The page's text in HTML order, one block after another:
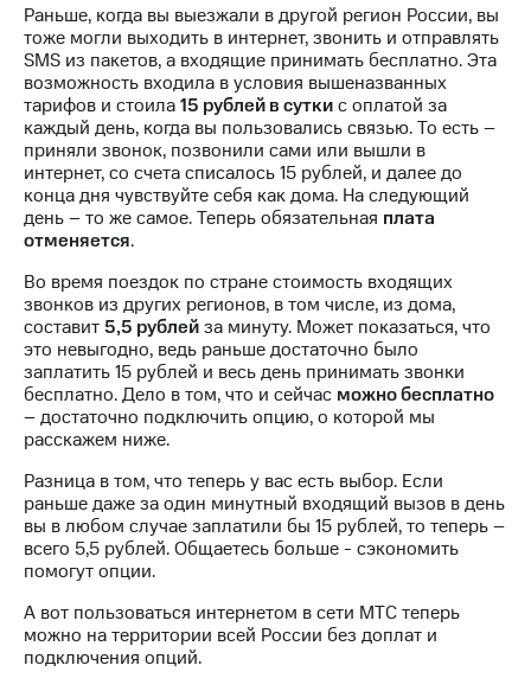
иностранцев
Оформить
чистый
номер
Выбрать
красивый
номер
Заменить
SIM-
карту
Перейти
на
eSIM
Для дома
Спутниковое ТВ
Выберите
и подключите
ТВ
с выгодным
тарифом
Интернет,
ТВ и телефон
и подключите
ТВ
с выгодным
тарифом
Интернет,
ТВ и телефон
для дома
кабинет
спутникового
ТВ
Скачать
приложение
Мой
МТС
МТС
Подписка
на гигабайты
интернета,
фильмы,
музыка
и многое
другое
Раньше, когда вы выезжали в другой регион России, вы
тоже могли выходить в интернет, звонить и отправлять
SMS из пакетов, а входящие принимать бесплатно. Эта
возможность входила в условия вышеназванных
тарифов и стоила15 рублей в суткис оплатой за
каждый день, когда вы пользовались связью. То есть –
приняли звонок, позвонили сами или вышли в
интернет, со счета списалось 15 рублей, и далее до
конца дня чувствуйте себя как дома. На следующий
день – то же самое. Теперь обязательная плата
отменяется.
Во время поездок по стране стоимость входящих
звонков из других регионов, в том числе, из дома,
составит5,5 рублейза минуту. Может показаться, что
это невыгодно, ведь раньше достаточно было
заплатить 15 рублей и весь день принимать звонки
бесплатно. Дело в том, что и сейчас можно бесплатно
– достаточно подключить опцию, о которой мы
расскажем ниже.
Разница в том, что теперь у вас есть выбор. Если
раньше даже за один минутный входящий вызов в день
вы в любом случае заплатили бы 15 рублей, то теперь –
всего 5,5 рублей. Общаетесь больше - сэкономить
помогут опции.
А вот пользоваться интернетом в сети МТС теперь
можно на территории всей России без доплат и
подключения опций.